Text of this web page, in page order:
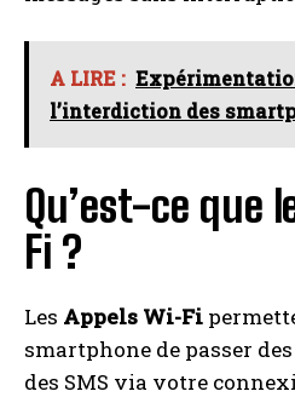
I've read and accept the
A LIRE : Yotopt 10 pouces :
A LIRE :
l’interdiction des
Qu’est-ce que
Fi ?
Les Appels Wi-Fi
smartphone de passer
des SMS via votre